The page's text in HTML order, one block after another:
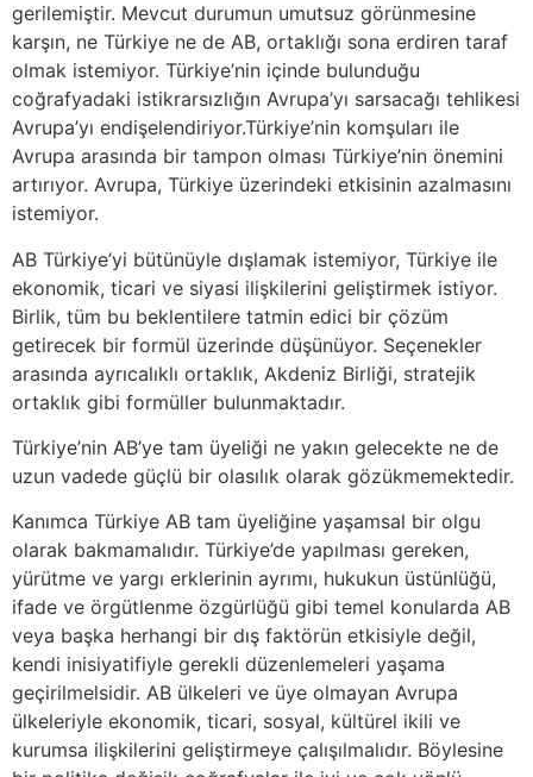
gerilemiştir. Mevcut durumun umutsuz görünmesine
karşın, ne Türkiye ne de AB, ortaklığı sona erdiren taraf
olmak istemiyor. Türkiye’nin içinde bulunduğu
coğrafyadaki istikrarsızlığın Avrupa’yı sarsacağı tehlikesi
Avrupa’yı endişelendiriyor.Türkiye’nin komşuları ile
Avrupa arasında bir tampon olması Türkiye’nin önemini
artırıyor. Avrupa, Türkiye üzerindeki etkisinin azalmasını
istemiyor.
AB Türkiye’yi bütünüyle dışlamak istemiyor, Türkiye ile
ekonomik, ticari ve siyasi ilişkilerini geliştirmek istiyor.
Birlik, tüm bu beklentilere tatmin edici bir çözüm
getirecek bir formül üzerinde düşünüyor. Seçenekler
arasında ayrıcalıklı ortaklık, Akdeniz Birliği, stratejik
ortaklık gibi formüller bulunmaktadır.
Türkiye’nin AB’ye tam üyeliği ne yakın gelecekte ne de
uzun vadede güçlü bir olasılık olarak gözükmemektedir.
Kanımca Türkiye AB tam üyeliğine yaşamsal bir olgu
olarak bakmamalıdır. Türkiye’de yapılması gereken,
yürütme ve yargı erklerinin ayrımı, hukukun üstünlüğü,
ifade ve örgütlenme özgürlüğü gibi temel konularda AB
veya başka herhangi bir dış faktörün etkisiyle değil,
kendi inisiyatifiyle gerekli düzenlemeleri yaşama
geçirilmelsidir. AB ülkeleri ve üye olmayan Avrupa
ülkeleriyle ekonomik, ticari, sosyal, kültürel ikili ve
kurumsa ilişkilerini geliştirmeye çalışılmalıdır. Böylesine